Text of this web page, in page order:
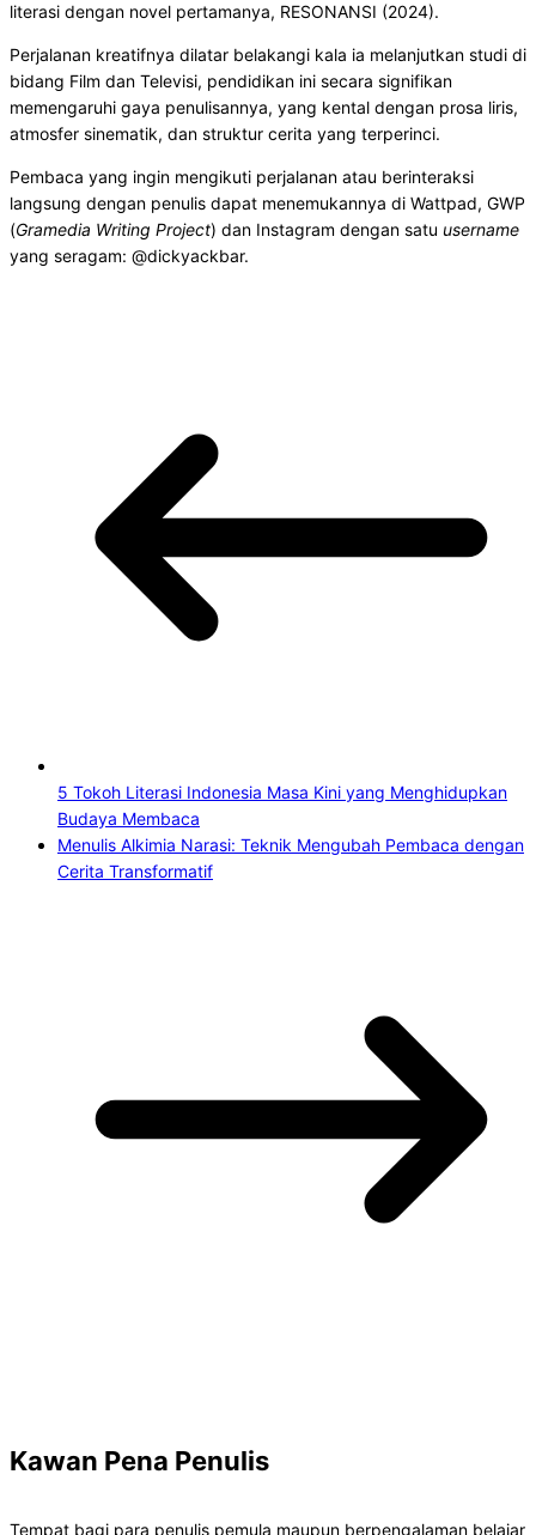
literasi dengan novel pertamanya, RESONANSI (2024).
Perjalanan kreatifnya dilatar belakangi kala ia melanjutkan studi di
bidang Film dan Televisi, pendidikan ini secara signifikan
memengaruhi gaya penulisannya, yang kental dengan prosa liris,
atmosfer sinematik, dan struktur cerita yang terperinci.
Pembaca yang ingin mengikuti perjalanan atau berinteraksi
langsung dengan penulis dapat menemukannya di Wattpad, GWP
(Gramedia Writing Project) dan Instagram dengan satu username
yang seragam: @dickyackbar.
5 Tokoh Literasi Indonesia Masa Kini yang Menghidupkan
Budaya Membaca
Menulis Alkimia Narasi: Teknik Mengubah Pembaca dengan
Cerita Transformatif
Kawan Pena Penulis
Tempat bagi para penulis pemula maupun berpengalaman belajar